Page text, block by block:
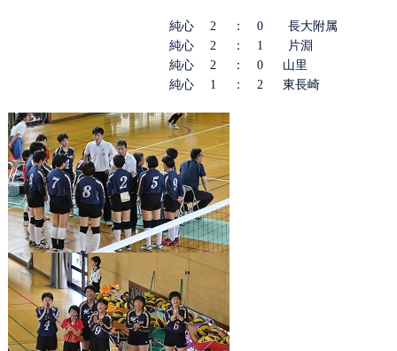
純心 2： 0長大附属
純心
2： 1 片淵
純心 2： 0
山里
純心
1 ： 2 東長崎